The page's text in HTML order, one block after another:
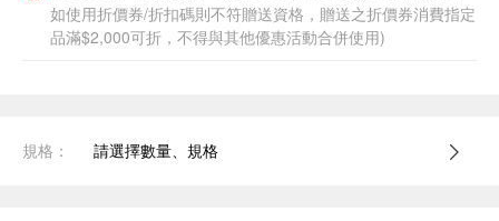
如使用折價券/折扣碼則不符贈送資格，贈送之折價券消費指定
品滿$2,000可折，不得與其他優惠活動合併使用)
規格： 請選擇數量、規格